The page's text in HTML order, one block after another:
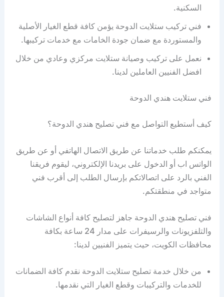
السكنية.
فني تركيب ستلايت الدوحة يؤمن كافة قطع الغيار الأصلية
والمستوردة مع ضمان جودة الخامات مع خدمات تركيبها.
نعمل على تركيب وصيانة ستلايت مركزي وعادي من خلال
افضل الفنيين العاملين لدينا.
فني ستلايت هندي الدوحة
كيف أستطيع التواصل مع فني تصليح هندي الدوحة؟
يمكنكم طلب خدماتنا عن طريق الاتصال الهاتفي أو عن طريق
الواتس اب أو الدخول على بريدنا الإلكتروني، ليقوم فريقنا
الفني بالرد على اتصالاتكم بإرسال الطلب إلى أقرب فني
متواجد في منطقتكم.
فني تصليح هندي الدوحة جاهز لتصليح كافة أنواع الشاشات
والتلفزيونات والرسيفرات على مدار 24 ساعة بكافة
محافظات الكويت، حيث يتميز الفنيين لدينا:
من خلال خدمة تصليح ستلايت الدوحة نقدم كافة الضمانات
للخدمات والتركيبات وقطع الغيار التي نقدمها.